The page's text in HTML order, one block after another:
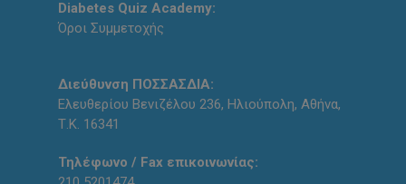
Diabetes Quiz Academy:
Όροι Συμμετοχής
Διεύθυνση ΠΟΣΣΑΣΔΙΑ:
Ελευθερίου Βενιζέλου 236, Ηλιούπολη, Αθήνα,
Τ.Κ. 16341
Τηλέφωνο / Fax επικοινωνίας: